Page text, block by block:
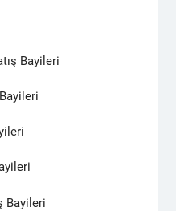
Bayileri
Bayileri